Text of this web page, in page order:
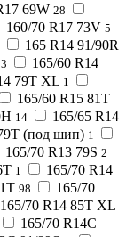
69W 28
160/70 R17 73V 5
165 R14 91/90R
165/60 R14
79T XL 1
165/60 R15 81T
14
165/65 R14
(под шип) 1
165/70 R13 79S 2
1
165/70 R14
98
165/70
165/70 R14 85T XL
165/70 R14C